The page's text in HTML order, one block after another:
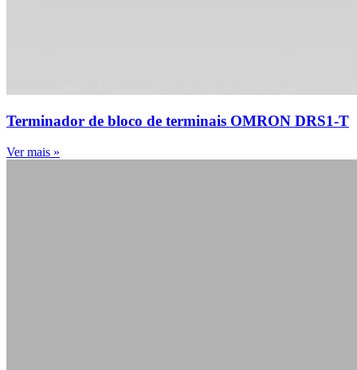
Terminador de bloco de terminais OMRON DRS1-T
Ver mais »